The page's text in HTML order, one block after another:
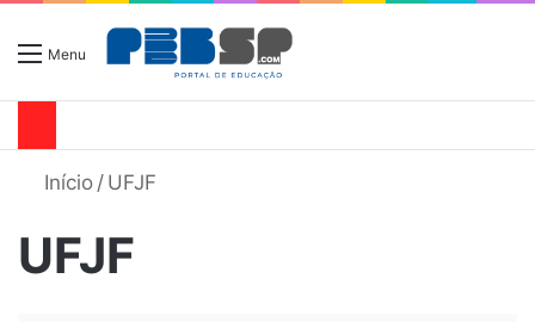
Menu
Início / UFJF
UFJF